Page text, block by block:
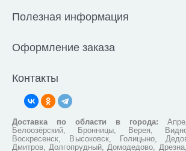
Полезная информация
Оформление заказа
Контакты
Доставка по области в города:
Белоозёрский, Бронницы, Верея,
Воскресенск, Высоковск, Голицыно,
Дмитров, Долгопрудный, Домодедово,